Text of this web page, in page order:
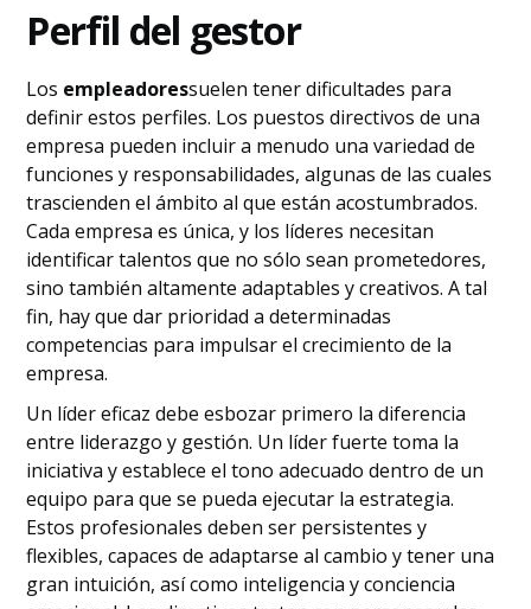
Perfil del gestor
Los empleadoressuelen tener dificultades para
definir estos perfiles. Los puestos directivos de una
empresa pueden incluir a menudo una variedad de
funciones y responsabilidades, algunas de las cuales
trascienden el ámbito al que están acostumbrados.
Cada empresa es única, y los líderes necesitan
identificar talentos que no sólo sean prometedores,
sino también altamente adaptables y creativos. A tal
fin, hay que dar prioridad a determinadas
competencias para impulsar el crecimiento de la
empresa.
Un líder eficaz debe esbozar primero la diferencia
entre liderazgo y gestión. Un líder fuerte toma la
iniciativa y establece el tono adecuado dentro de un
equipo para que se pueda ejecutar la estrategia.
Estos profesionales deben ser persistentes y
flexibles, capaces de adaptarse al cambio y tener una
gran intuición, así como inteligencia y conciencia